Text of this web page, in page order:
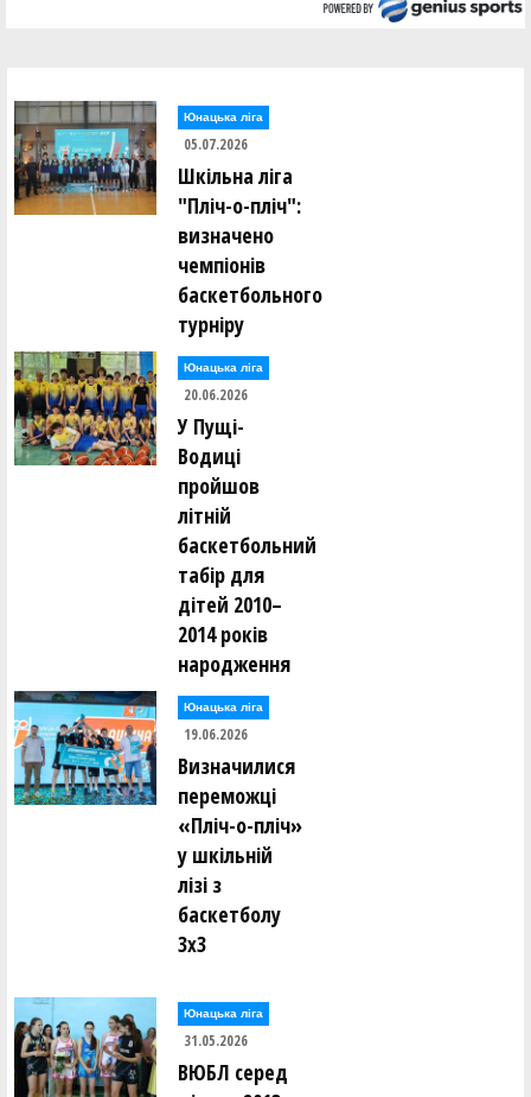
Юнацька ліга
05.07.2026
Шкільна ліга
"Пліч-о-пліч":
визначено
чемпіонів
баскетбольного
турніру
Юнацька ліга
20.06.2026
У Пущі-
Водиці
пройшов
літній
баскетбольний
табір для
дітей 2010–
2014 років
народження
Юнацька ліга
19.06.2026
Визначилися
переможці
«Пліч-о-пліч»
у шкільній
лізі з
баскетболу
3х3
Юнацька ліга
31.05.2026
ВЮБЛ серед